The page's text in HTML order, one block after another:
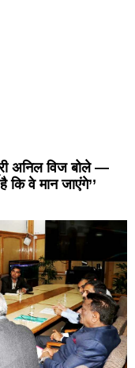
अनिल विज बोले —
कि वे मान जाएंगे’’